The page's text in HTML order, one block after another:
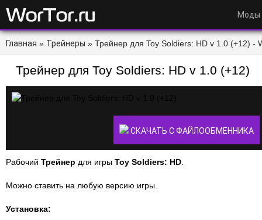
Моды
Главная » Трейнеры » Трейнер для Toy Soldiers: HD v 1.0 (+12) -
Трейнер для Toy Soldiers: HD v 1.0 (+12)
СКАЧАТЬ С ФАЙЛООБМЕННИКА
Рабочий Трейнер для игры Toy Soldiers: HD
Можно ставить на любую версию игры.
Установка: